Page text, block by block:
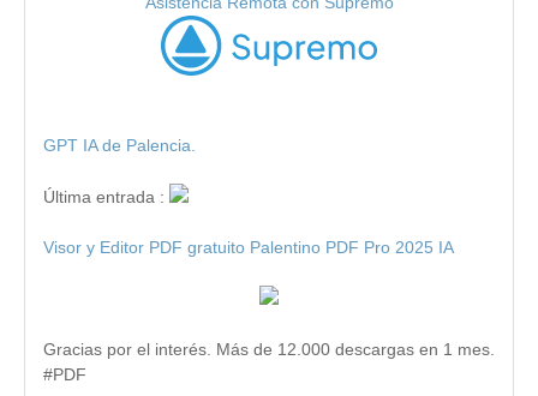
GPT IA de Palencia.
Última entrada :
Visor y Editor PDF gratuito Palentino PDF Pro 2025 IA
Gracias por el interés. Más de 12.000 descargas en 1 mes.
#PDF